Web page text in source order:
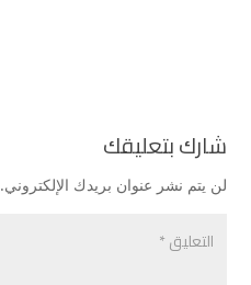
شارك بتعليقك
لن يتم نشر عنوان بريدك الإلكتروني.